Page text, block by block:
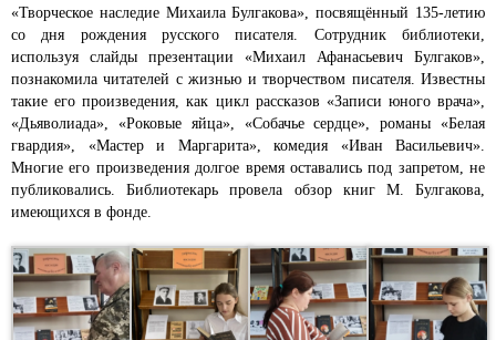
«Творческое наследие Михаила Булгакова», посвящённый 135-летию
со дня рождения русского писателя. Сотрудник библиотеки,
используя слайды презентации «Михаил Афанасьевич Булгаков»,
познакомила читателей с жизнью и творчеством писателя. Известны
такие его произведения, как цикл рассказов «Записи юного врача»,
«Дьяволиада», «Роковые яйца», «Собачье сердце», романы «Белая
гвардия», «Мастер и Маргарита», комедия «Иван Васильевич».
Многие его произведения долгое время оставались под запретом, не
публиковались. Библиотекарь провела обзор книг М. Булгакова,
имеющихся в фонде.